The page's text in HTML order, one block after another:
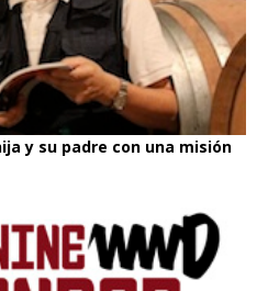
y su padre con una misión